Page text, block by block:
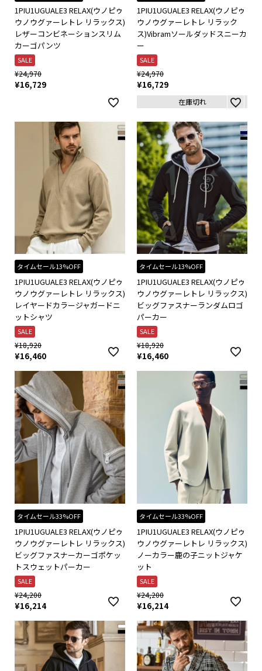
1PIU1UGUALE3 RELAX(ウノピゥ
ウノウグァーレトレ リラックス)
レザーコンビネーションスリム
カーゴパンツ
SALE
¥24,970
¥16,729
1PIU1UGUALE3 RELAX(ウノピゥ
ウノウグァーレトレ リラック
ス)Vibramソールダッドスニーカ
ー
SALE
¥24,970
¥16,729
在庫切れ
タイムセール13%OFF
1PIU1UGUALE3 RELAX(ウノピゥ
ウノウグァーレトレ リラックス)
レイヤードカラージャガードニ
ットシャツ
SALE
¥18,920
¥16,460
タイムセール13%OFF
1PIU1UGUALE3 RELAX(ウノピゥ
ウノウグァーレトレ リラックス)
ビッグファスナーランダムロゴ
パーカー
SALE
¥18,920
¥16,460
タイムセール33%OFF
1PIU1UGUALE3 RELAX(ウノピゥ
ウノウグァーレトレ リラックス)
ビッグファスナーカーゴポケッ
トスウェットパーカー
SALE
¥24,200
¥16,214
タイムセール33%OFF
1PIU1UGUALE3 RELAX(ウノピゥ
ウノウグァーレトレ リラックス)
ノーカラー鹿の子ニットジャケ
ット
SALE
¥24,200
¥16,214